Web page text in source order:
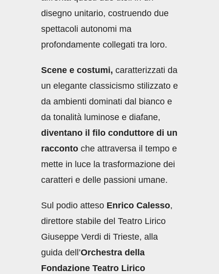
disegno unitario, costruendo due
spettacoli autonomi ma
profondamente collegati tra loro.
Scene e costumi, caratterizzati da
un elegante classicismo stilizzato e
da ambienti dominati dal bianco e
da tonalità luminose e diafane,
diventano il filo conduttore di un
racconto che attraversa il tempo e
mette in luce la trasformazione dei
caratteri e delle passioni umane.
Sul podio atteso Enrico Calesso,
direttore stabile del Teatro Lirico
Giuseppe Verdi di Trieste, alla
guida dell’Orchestra della
Fondazione Teatro Lirico